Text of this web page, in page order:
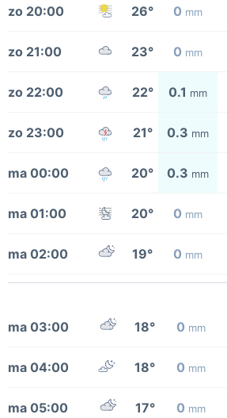
zo 20:00 26° 0 mm
zo 21:00 23° 0 mm
zo 22:00 22° 0.1 mm
zo 23:00 21° 0.3 mm
ma 00:00 20° 0.3 mm
ma 01:00 20° 0 mm
ma 02:00 19° 0 mm
ma 03:00 18° 0 mm
ma 04:00 18° 0 mm
ma 05:00 17° 0 mm